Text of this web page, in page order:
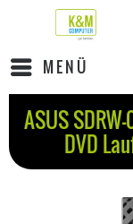
MENÜ
ASUS
DVD